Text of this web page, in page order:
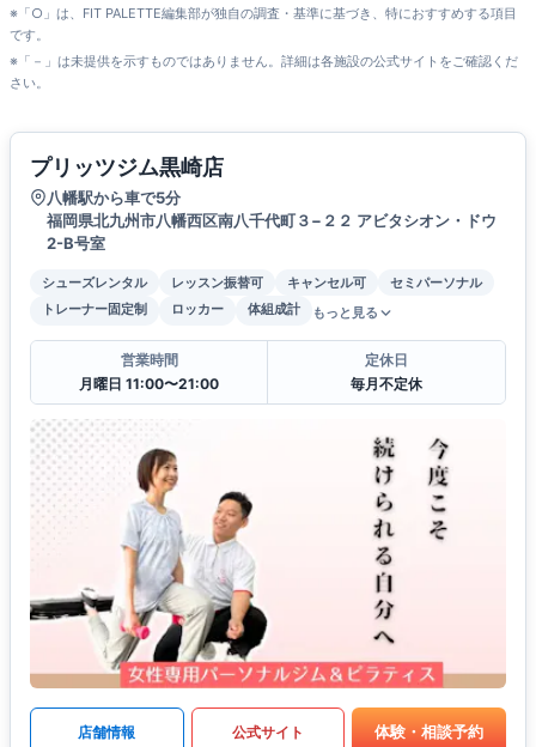
※「○」は、FIT PALETTE編集部が独自の調査・基準に基づき、特におすすめする項目
です。
※「－」は未提供を示すものではありません。詳細は各施設の公式サイトをご確認くだ
さい。
プリッツジム黒崎店
八幡駅から車で5分
福岡県北九州市八幡西区南八千代町３−２２ アビタシオン・ドウ
2-B号室
シューズレンタル レッスン振替可 キャンセル可
セミパーソナル
トレーナー固定制
ロッカー 体組成計 もっと見る
営業時間
月曜日 11:00〜21:00
定休日
毎月不定休
店舗情報 公式サイト 体験・相談予約